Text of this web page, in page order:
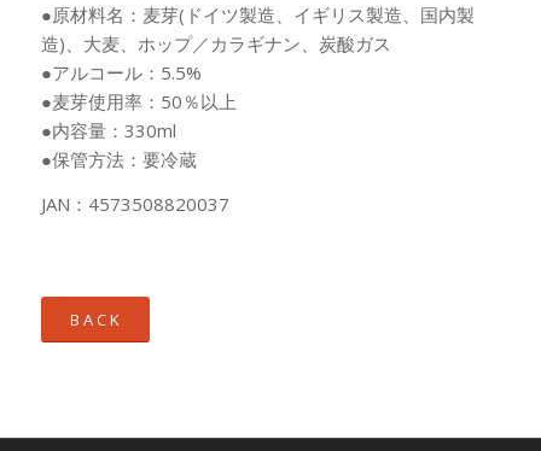
●原材料名：麦芽(ドイツ製造、イギリス製造、国内製
造)、大麦、ホップ／カラギナン、炭酸ガス
●アルコール：5.5%
●麦芽使用率：50％以上
●内容量：330ml
●保管方法：要冷蔵
JAN：4573508820037
B A C K